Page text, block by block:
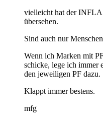
vielleicht hat der INFLA
übersehen.
Sind auch nur
Wenn ich Marken mit
schicke, lege ich immer
den jeweiligen PF dazu.
Klappt immer bestens.
mfg